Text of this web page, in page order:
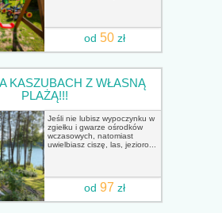
od 50zł
KASZUBACH Z WŁASNĄ
PLAŻĄ!!!
Jeśli nie lubisz wypoczynku w
zgiełku i gwarze ośrodków
wczasowych, natomiast
uwielbiasz ciszę, las, jezioro...
od 97 zł